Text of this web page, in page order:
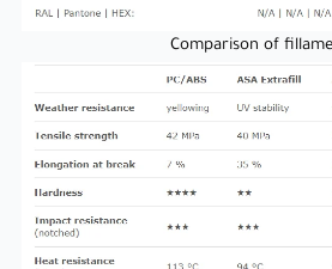
The input material was carefully
always produced from the precisely
with the highest stability across all the
can rely on